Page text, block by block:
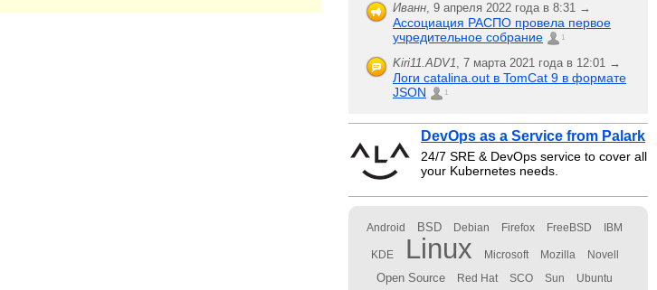
Иванн, 9 апреля 2022 года в 8:31 →
Ассоциация РАСПО провела первое
учредительное собрание
1
Kiri11.ADV1, 7 марта 2021 года в 12:01 →
Логи catalina.out в TomCat 9 в формате
JSON
1
DevOps as a Service from Palark
24/7 SRE & DevOps service to cover all
your Kubernetes needs.
Android BSD Debian Firefox FreeBSD IBM
KDE Linux Microsoft Mozilla Novell
Open Source Red Hat SCO Sun Ubuntu